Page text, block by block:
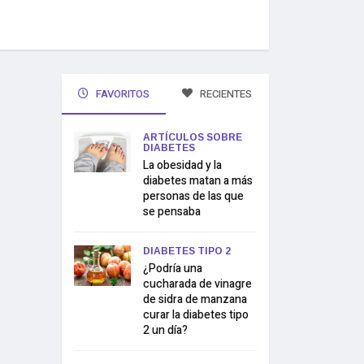
FAVORITOS RECIENTES
ARTÍCULOS SOBRE
DIABETES
La obesidad y la
diabetes matan a más
personas de las que
se pensaba
DIABETES TIPO 2
¿Podría una
cucharada de vinagre
de sidra de manzana
curar la diabetes tipo
2 un día?